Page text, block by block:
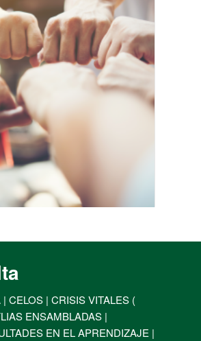
CELOS | CRISIS VITALES (
ENSAMBLADAS |
EN EL APRENDIZAJE |